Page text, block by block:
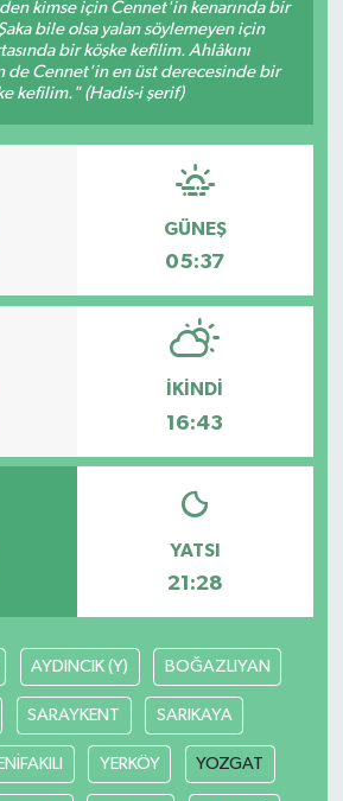
kimse için Cennet'in kenarında bir
bile olsa yalan söylemeyen için
bir köşke kefilim. Ahlâkını
de Cennet'in en üst derecesinde bir
kefilim." (Hadis-i şerif)
GÜNEŞ
05:37
İKINDI
16:43
YATSI
21:28
AYDINCIK (Y) BOĞAZLIYAN
SARAYKENT SARIKAYA
YERKÖY YOZGAT